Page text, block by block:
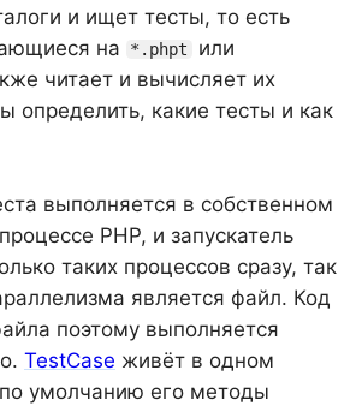
и ищет тесты, то есть
на
*.phpt или
читает и вычисляет их
определить, какие тесты и как
выполняется в собственном
PHP, и запускатель
таких процессов сразу, так
является файл. Код
поэтому выполняется
TestCase живёт в одном
умолчанию его методы